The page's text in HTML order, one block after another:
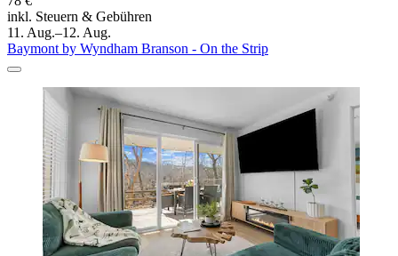
inkl. Steuern & Gebühren
11. Aug.–12. Aug.
Baymont by Wyndham Branson - On the Strip